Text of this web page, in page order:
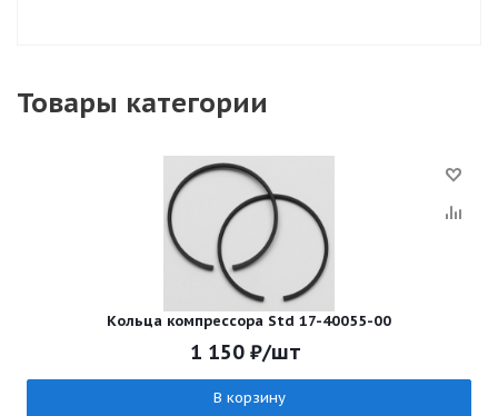
Товары категории
Кольца компрессора Std 17-40055-00
1 150₽/шт
В корзину